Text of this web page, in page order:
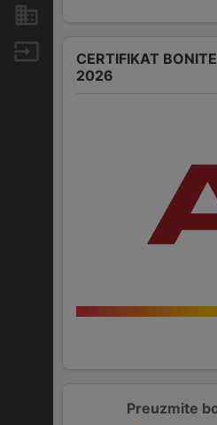
IzvozCERTIFIKAT
2026
Preuzmite